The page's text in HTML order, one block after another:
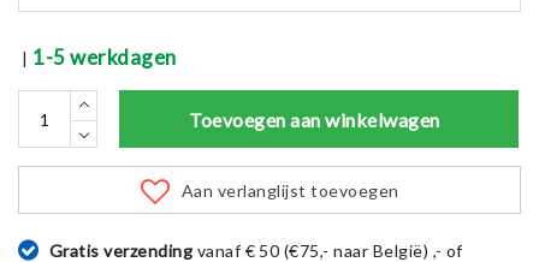
| 1-5 werkdagen
Toevoegen aan winkelwagen
Aan verlanglijst toevoegen
Gratis verzending vanaf € 50 (€75,- naar België) ,- of